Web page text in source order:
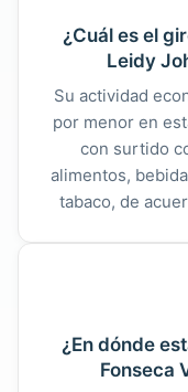
¿Cuál es el
Leidy
Su actividad
por menor en
con surtido
alimentos,
tabaco, de
¿En dónde
Fonseca